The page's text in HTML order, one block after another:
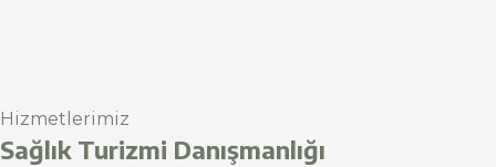
Hizmetlerimiz
Sağlık Turizmi Danışmanlığı